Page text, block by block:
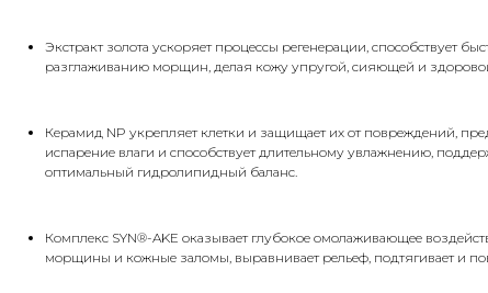
Экстракт золота ускоряет процессы регенерации, способствует
разглаживанию морщин, делая кожу упругой, сияющей и
Керамид NP укрепляет клетки и защищает их от повреждений,
испарение влаги и способствует длительному увлажнению,
оптимальный гидролипидный баланс.
Комплекс SYN®-AKE оказывает глубокое омолаживающее
морщины и кожные заломы, выравнивает рельеф, подтягивает и